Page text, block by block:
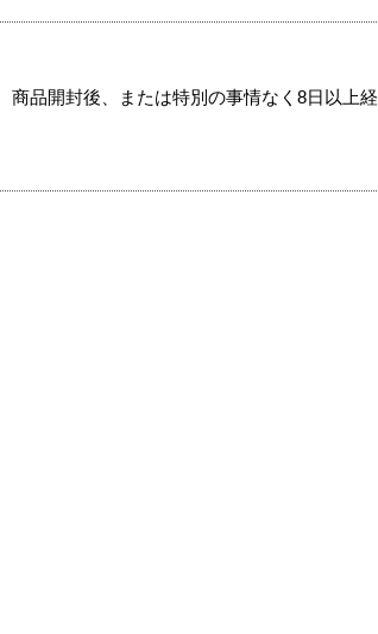
品開封後、または特別の事情なく8日以上経